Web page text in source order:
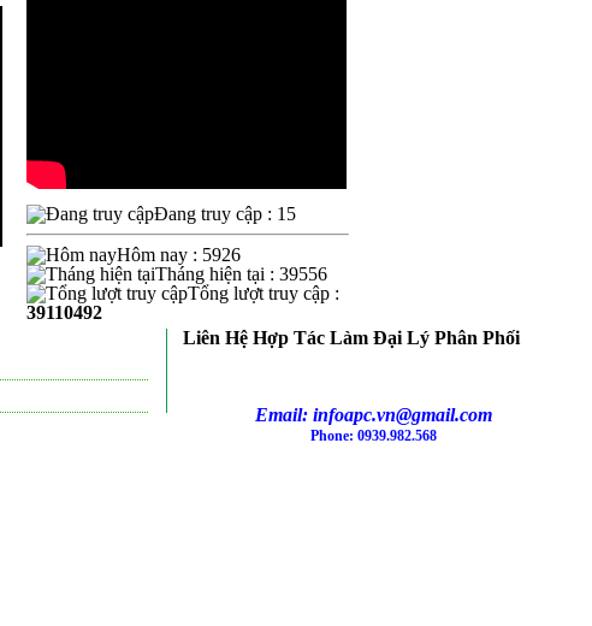
Đang truy cập : 15
Hôm nay : 5926
Tháng hiện tại : 39556
Tổng lượt truy cập :
39110492
Liên Hệ Hợp Tác Làm Đại Lý Phân Phối
Email: infoapc.vn@gmail.com
Phone: 0939.982.568